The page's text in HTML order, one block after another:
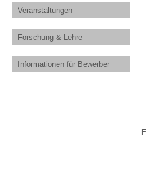
Veranstaltungen
Forschung & Lehre
Informationen für Bewerber